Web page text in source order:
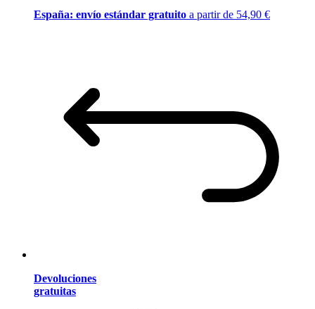
España: envío estándar gratuito a partir de 54,90 €
Devoluciones
gratuitas